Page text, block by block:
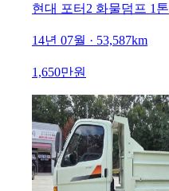
현대 포터2 화물덤프 1톤
14년 07월 · 53,587km
1,650만원